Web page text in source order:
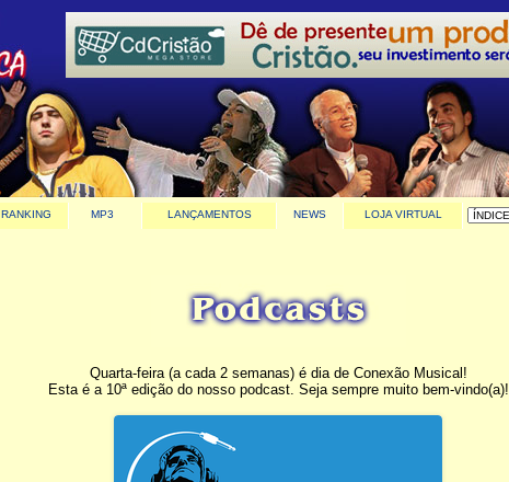
RANKING MP3 LANÇAMENTOS NEWS LOJA VIRTUAL
Quarta-feira (a cada 2 semanas) é dia de Conexão Musical!
Esta é a 10ª edição do nosso podcast. Seja sempre muito bem-vindo(a)!